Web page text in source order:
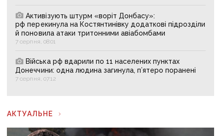
Активізують штурм «воріт Донбасу»:
рф перекинула на Костянтинівку додаткові підрозділи
й поновила атаки тритонними авіабомбами
7 серпня, 08:01
Війська рф вдарили по 11 населених пунктах
Донеччини: одна людина загинула, п’ятеро поранені
7 серпня, 07:12
АКТУАЛЬНЕ